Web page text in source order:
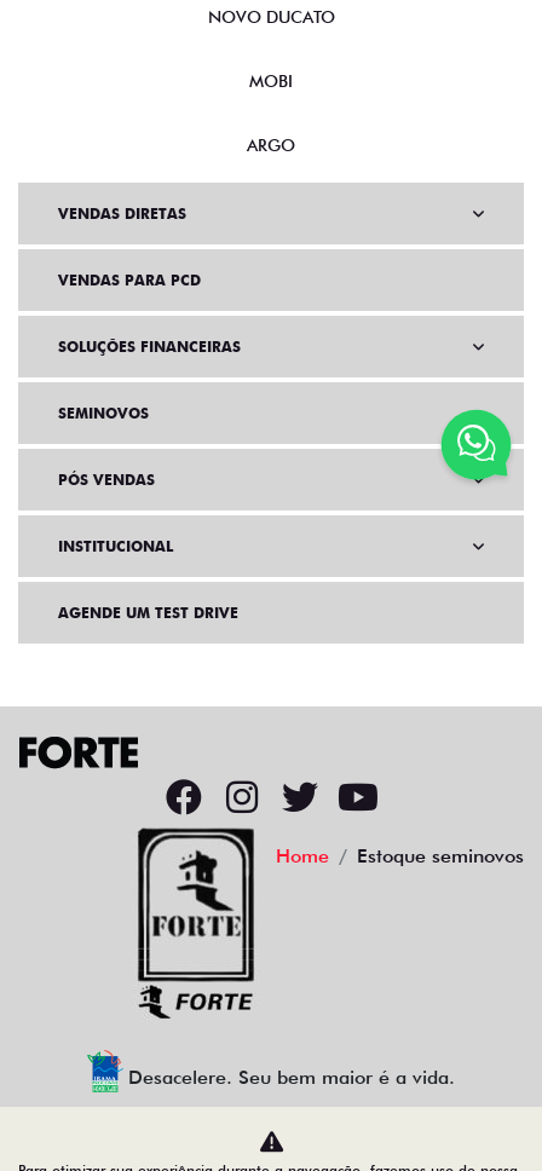
NOVO DUCATO
MOBI
ARGO
VENDAS DIRETAS
VENDAS PARA PCD
SOLUÇÕES FINANCEIRAS
SEMINOVOS
PÓS VENDAS
INSTITUCIONAL
AGENDE UM TEST DRIVE
Home Estoque seminovos
Desacelere. Seu bem maior é a vida.